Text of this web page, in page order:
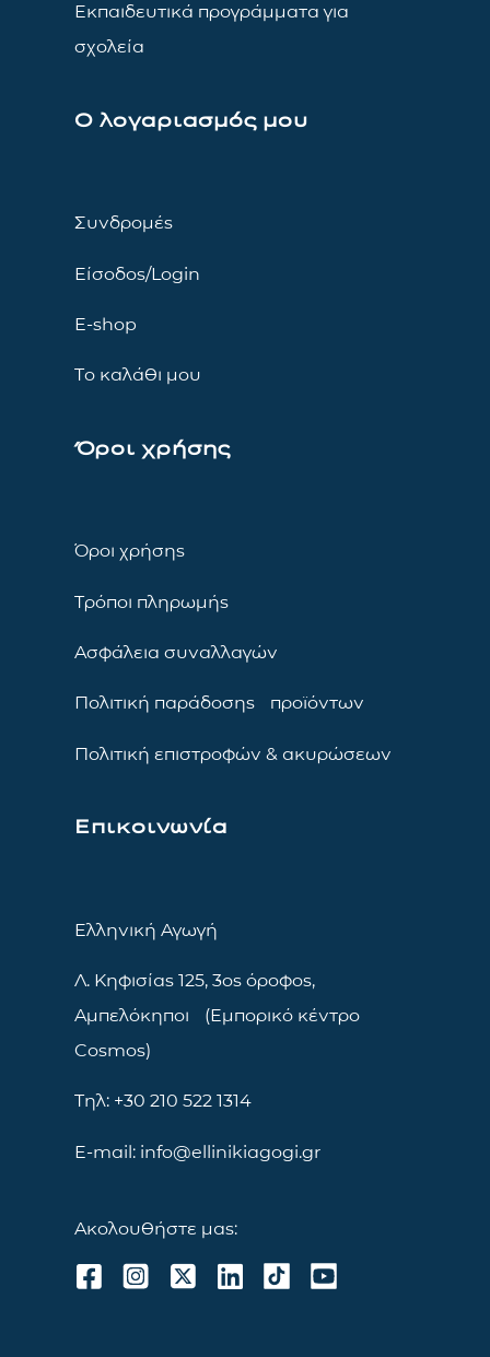
Εκπαιδευτικά προγράμματα για
σχολεία
Ο λογαριασμός μου
Συνδρομές
Είσοδος/Login
E-shop
Το καλάθι μου
Όροι χρήσης
Όροι χρήσης
Τρόποι πληρωμής
Ασφάλεια συναλλαγών
Πολιτική παράδοσης προϊόντων
Πολιτική επιστροφών & ακυρώσεων
Επικοινωνία
Ελληνική Αγωγή
Λ. Κηφισίας 125, 3ος όροφος,
Αμπελόκηποι (Εμπορικό κέντρο
Cosmos)
Τηλ: +30 210 522 1314
E-mail: info@ellinikiagogi.gr
Ακολουθήστε μας: